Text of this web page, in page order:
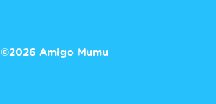
©2026 Amigo Mumu